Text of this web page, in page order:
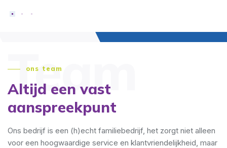
Team
ons team
Altijd een vast
aanspreekpunt
Ons bedrijf is een (h)echt familiebedrijf, het zorgt niet alleen
voor een hoogwaardige service en klantvriendelijkheid, maar